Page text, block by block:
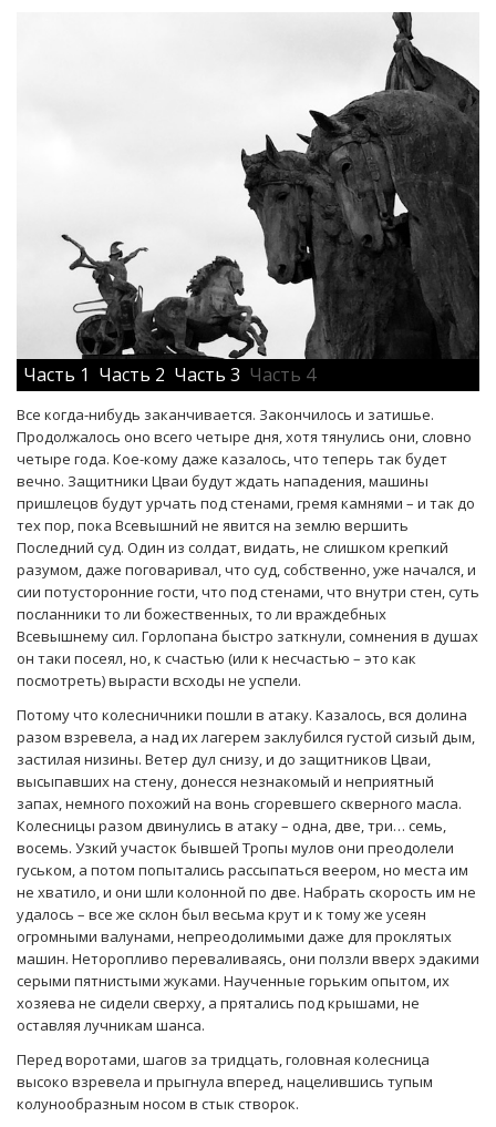
Часть 1 Часть 2 Часть 3 Часть 4
Все когда-нибудь заканчивается. Закончилось и затишье.
Продолжалось оно всего четыре дня, хотя тянулись они, словно
четыре года. Кое-кому даже казалось, что теперь так будет
вечно. Защитники Цваи будут ждать нападения, машины
пришлецов будут урчать под стенами, гремя камнями – и так до
тех пор, пока Всевышний не явится на землю вершить
Последний суд. Один из солдат, видать, не слишком крепкий
разумом, даже поговаривал, что суд, собственно, уже начался, и
сии потусторонние гости, что под стенами, что внутри стен, суть
посланники то ли божественных, то ли враждебных
Всевышнему сил. Горлопана быстро заткнули, сомнения в душах
он таки посеял, но, к счастью (или к несчастью – это как
посмотреть) вырасти всходы не успели.
Потому что колесничники пошли в атаку. Казалось, вся долина
разом взревела, а над их лагерем заклубился густой сизый дым,
застилая низины. Ветер дул снизу, и до защитников Цваи,
высыпавших на стену, донесся незнакомый и неприятный
запах, немного похожий на вонь сгоревшего скверного масла.
Колесницы разом двинулись в атаку – одна, две, три… семь,
восемь. Узкий участок бывшей Тропы мулов они преодолели
гуськом, а потом попытались рассыпаться веером, но места им
не хватило, и они шли колонной по две. Набрать скорость им не
удалось – все же склон был весьма крут и к тому же усеян
огромными валунами, непреодолимыми даже для проклятых
машин. Неторопливо переваливаясь, они ползли вверх эдакими
серыми пятнистыми жуками. Наученные горьким опытом, их
хозяева не сидели сверху, а прятались под крышами, не
оставляя лучникам шанса.
Перед воротами, шагов за тридцать, головная колесница
высоко взревела и прыгнула вперед, нацелившись тупым
колунообразным носом в стык створок.